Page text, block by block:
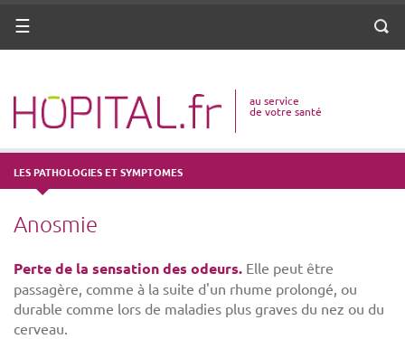
ANNUAIRE
VOTRE SANTÉ
DROITS & DÉMARCHES
MISSIONS
MÉTIERS
Menu
au service
de votre santé
LES PATHOLOGIES ET SYMPTOMES
Anosmie
Perte de la sensation des odeurs. Elle peut être
passagère, comme à la suite d'un rhume prolongé, ou
durable comme lors de maladies plus graves du nez ou du
cerveau.